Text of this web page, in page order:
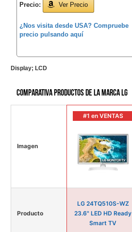
Precio: Ver Precio
¿Nos visita desde USA? Compruebe
precio pulsando aquí
Display; LCD
Comparativa productos de la marca LG
Imagen
#1 en VENTAS
Producto
LG 24TQ510S-WZ
23.6" LED HD Ready
Smart TV